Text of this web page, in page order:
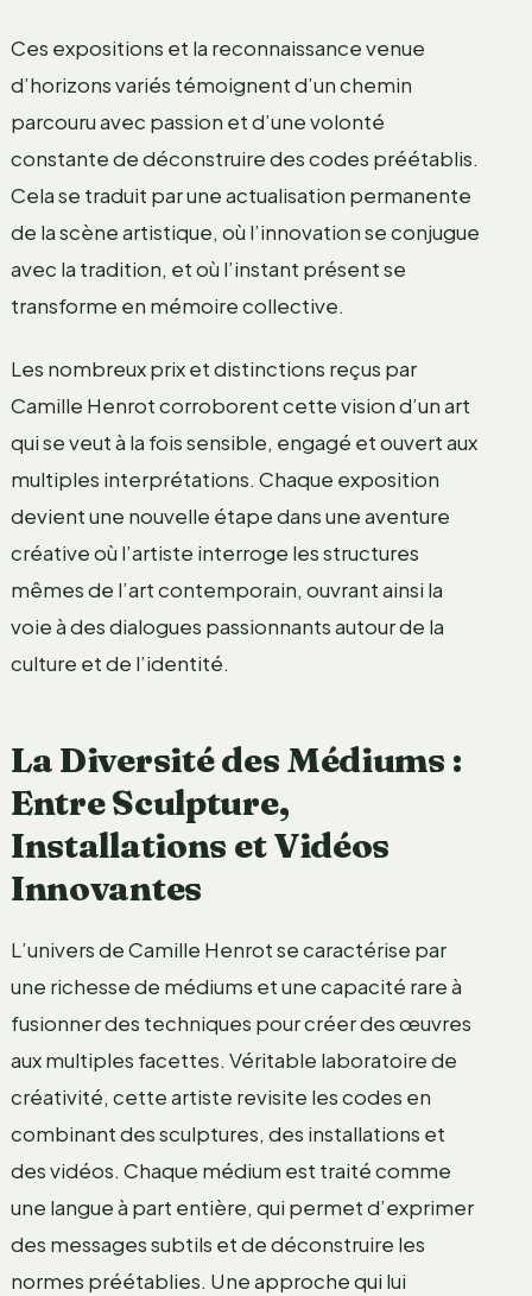
Ces expositions et la reconnaissance venue
d’horizons variés témoignent d’un chemin
parcouru avec passion et d’une volonté
constante de déconstruire des codes préétablis.
Cela se traduit par une actualisation permanente
de la scène artistique, où l’innovation se conjugue
avec la tradition, et où l’instant présent se
transforme en mémoire collective.
Les nombreux prix et distinctions reçus par
Camille Henrot corroborent cette vision d’un art
qui se veut à la fois sensible, engagé et ouvert aux
multiples interprétations. Chaque exposition
devient une nouvelle étape dans une aventure
créative où l’artiste interroge les structures
mêmes de l’art contemporain, ouvrant ainsi la
voie à des dialogues passionnants autour de la
culture et de l’identité.
La Diversité des Médiums :
Entre Sculpture,
Installations et Vidéos
Innovantes
L’univers de Camille Henrot se caractérise par
une richesse de médiums et une capacité rare à
fusionner des techniques pour créer des œuvres
aux multiples facettes. Véritable laboratoire de
créativité, cette artiste revisite les codes en
combinant des sculptures, des installations et
des vidéos. Chaque médium est traité comme
une langue à part entière, qui permet d’exprimer
des messages subtils et de déconstruire les
normes préétablies. Une approche qui lui